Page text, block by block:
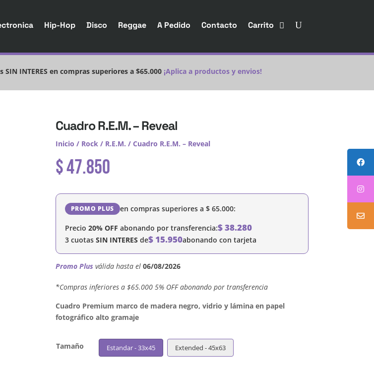
Hip-Hop Disco Reggae A Pedido Contacto Carrito
INTERES en compras superiores a $65.000 ¡Aplica a productos y envios!
Cuadro R.E.M. – Reveal
Inicio / Rock/ R.E.M. / Cuadro R.E.M. – Reveal
$47.850
PROMO PLUS en compras superiores a $65.000:
Precio 20% OFF abonando por transferencia:$38.280
3 cuotas SIN INTERES de$15.950abonando con tarjeta
Promo Plus válida hasta el 06/08/2026
´*Compras inferiores a $65.000 5% OFF abonando por transferencia
Cuadro Premium marco de madera negro, vidrio y lámina en papel
fotográfico alto gramaje
Tamaño Estandar - 33x45 Extended - 45x63